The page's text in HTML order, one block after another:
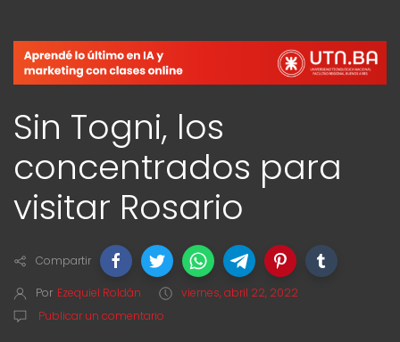
Sin Togni, los
concentrados para
visitar Rosario
Compartir
Por Ezequiel Roldán
viernes, abril 22, 2022
Publicar un comentario